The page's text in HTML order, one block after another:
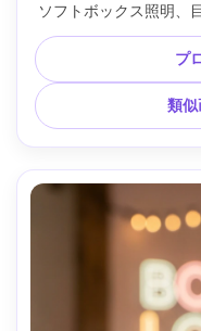
ソフトボックス照明、
としたハイキーな外観
度、フォトリアルな毛 プ
類